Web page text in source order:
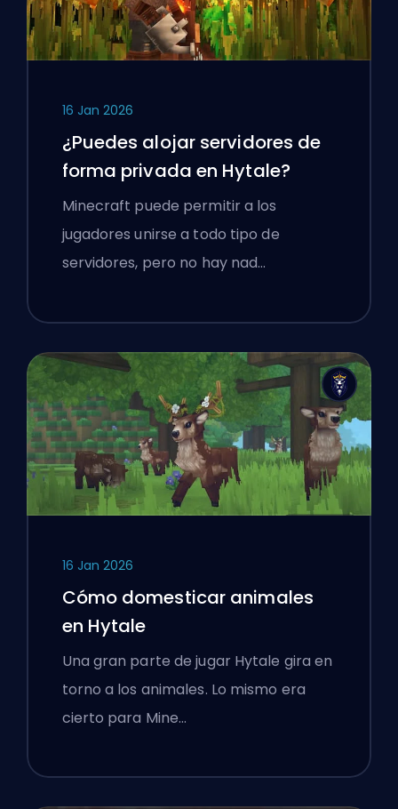
16 Jan 2026
¿Puedes alojar servidores de
forma privada en Hytale?
Minecraft puede permitir a los
jugadores unirse a todo tipo de
servidores, pero no hay nad…
16 Jan 2026
Cómo domesticar animales
en Hytale
Una gran parte de jugar Hytale gira en
torno a los animales. Lo mismo era
cierto para Mine…